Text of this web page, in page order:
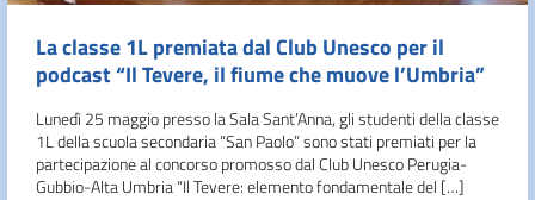
La classe 1L premiata dal Club Unesco per il
podcast “Il Tevere, il fiume che muove l’Umbria”
Lunedì 25 maggio presso la Sala Sant’Anna, gli studenti della classe
1L della scuola secondaria “San Paolo” sono stati premiati per la
partecipazione al concorso promosso dal Club Unesco Perugia-
Gubbio-Alta Umbria “Il Tevere: elemento fondamentale del […]